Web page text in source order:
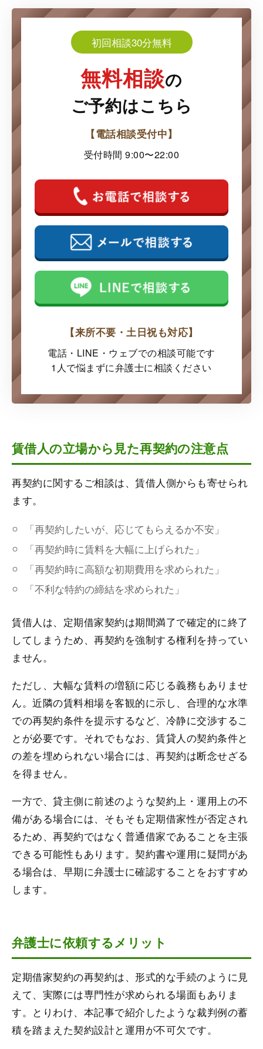
初回相談30分無料
無料相談の
ご予約はこちら
【電話相談受付中】
受付時間 9:00〜22:00
【来所不要・土日祝も対応】
電話・LINE・ウェブでの相談可能です
1人で悩まずに弁護士に相談ください
賃借人の立場から見た再契約の注意点
再契約に関するご相談は、賃借人側からも寄せられ
ます。
「再契約したいが、応じてもらえるか不安」
「再契約時に賃料を大幅に上げられた」
「再契約時に高額な初期費用を求められた」
「不利な特約の締結を求められた」
賃借人は、定期借家契約は期間満了で確定的に終了
してしまうため、再契約を強制する権利を持ってい
ません。
ただし、大幅な賃料の増額に応じる義務もありませ
ん。近隣の賃料相場を客観的に示し、合理的な水準
での再契約条件を提示するなど、冷静に交渉するこ
とが必要です。それでもなお、賃貸人の契約条件と
の差を埋められない場合には、再契約は断念せざる
を得ません。
一方で、貸主側に前述のような契約上・運用上の不
備がある場合には、そもそも定期借家性が否定され
るため、再契約ではなく普通借家であることを主張
できる可能性もあります。契約書や運用に疑問があ
る場合は、早期に弁護士に確認することをおすすめ
します。
弁護士に依頼するメリット
定期借家契約の再契約は、形式的な手続のように見
えて、実際には専門性が求められる場面もありま
す。とりわけ、本記事で紹介したような裁判例の蓄
積を踏まえた契約設計と運用が不可欠です。